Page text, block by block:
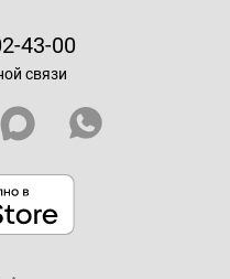
43-00
связи